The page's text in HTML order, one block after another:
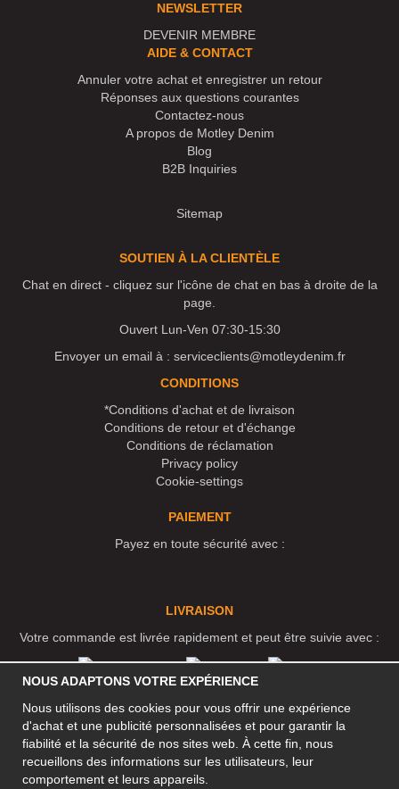
NEWSLETTER
DEVENIR MEMBRE
AIDE & CONTACT
Annuler votre achat et enregistrer un retour
Réponses aux questions courantes
Contactez-nous
A propos de Motley Denim
Blog
B2B Inquiries
Sitemap
SOUTIEN À LA CLIENTÈLE
Chat en direct - cliquez sur l'icône de chat en bas à droite de la
page.
Ouvert Lun-Ven 07:30-15:30
Envoyer un email à : serviceclients@motleydenim.fr
CONDITIONS
*Conditions d'achat et de livraison
Conditions de retour et d'échange
Conditions de réclamation
Privacy policy
Cookie-settings
PAIEMENT
Payez en toute sécurité avec :
LIVRAISON
Votre commande est livrée rapidement et peut être suivie avec :
RÉSEAUX SOCIAUX
ADRESSE PROFESSIONNELLE
NOUS ADAPTONS VOTRE EXPÉRIENCE
Nous utilisons des cookies pour vous offrir une expérience
d'achat et une publicité personnalisées et pour garantir la
fiabilité et la sécurité de nos sites web. À cette fin, nous
recueillons des informations sur les utilisateurs, leur
comportement et leurs appareils.